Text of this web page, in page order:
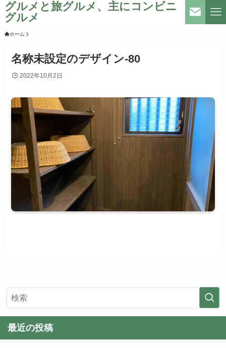
グルメと旅グルメ、主にコンビニ
グルメ
ホーム
名称未設定のデザイン-80
2022年10月2日
最近の投稿